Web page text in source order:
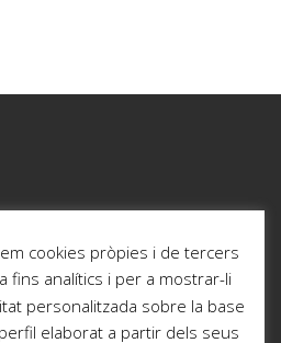
cookies pròpies i de tercers
fins analítics i per a mostrar-li
personalitzada sobre la base
elaborat a partir dels seus